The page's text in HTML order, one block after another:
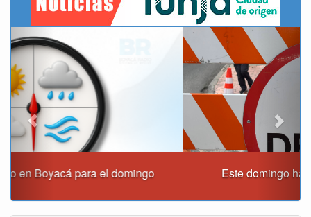
Este domingo habrá cierres viales en Tunja
Previous Next